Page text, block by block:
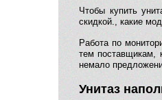
Чтобы купить
скидкой., какие
Работа по
тем поставщикам,
немало
Унитаз